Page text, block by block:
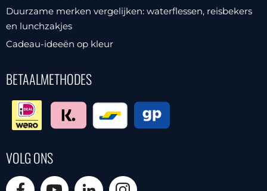
Duurzame merken vergelijken: waterflessen, reisbekers
en lunchzakjes
Cadeau-ideeën op kleur
BETAALMETHODES
VOLG ONS